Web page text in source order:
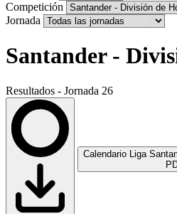
Competición
Jornada
Santander -
Resultados - Jornada 26
Calendario Liga